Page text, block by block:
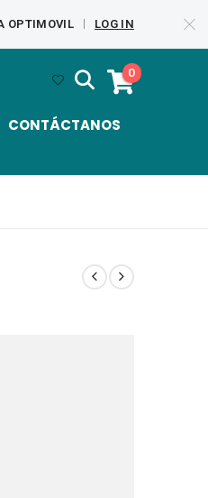
OPTIMOVIL LOG IN
0
CONTÁCTANOS